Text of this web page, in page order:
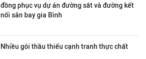
đồng phục vụ dự án đường sắt và đường kết
nối sân bay gia Bình
Nhiều gói thầu thiếu cạnh tranh thực chất